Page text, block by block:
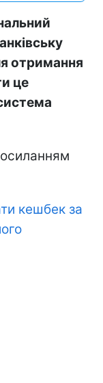
отримання
це
кешбек за